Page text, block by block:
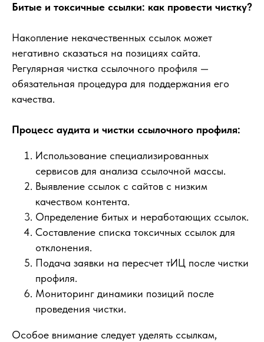
Битые и токсичные ссылки: как провести чистку?
Накопление некачественных ссылок может
негативно сказаться на позициях сайта.
Регулярная чистка ссылочного профиля —
обязательная процедура для поддержания его
качества.
Процесс аудита и чистки ссылочного профиля:
Использование специализированных
сервисов для анализа ссылочной массы.
Выявление ссылок с сайтов с низким
качеством контента.
Определение битых и неработающих ссылок.
Составление списка токсичных ссылок для
отклонения.
Подача заявки на пересчет тИЦ после чистки
профиля.
Мониторинг динамики позиций после
проведения чистки.
Особое внимание следует уделять ссылкам,